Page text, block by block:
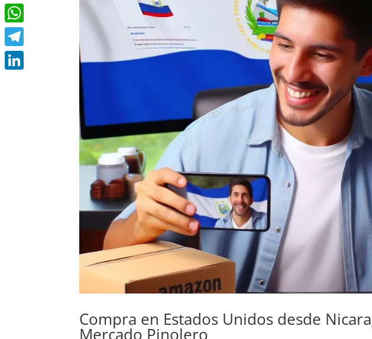
Compra en Estados Unidos desde
Mercado Pinolero
Email
WhatsApp
Telegram